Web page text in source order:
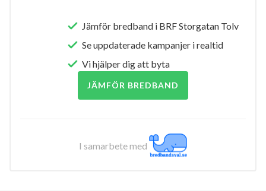
Jämför bredband i BRF Storgatan Tolv
Se uppdaterade kampanjer i realtid
Vi hjälper dig att byta
JÄMFÖR BREDBAND
I samarbete med